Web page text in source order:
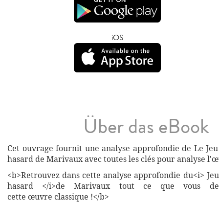
iOS
Über das eBook
Cet ouvrage fournit une analyse approfondie de Le
hasard de Marivaux avec toutes les clés pour analyse
<b>Retrouvez dans cette analyse approfondie du<i>
hasard </i>de Marivaux tout ce que vous
cette œuvre classique !</b>